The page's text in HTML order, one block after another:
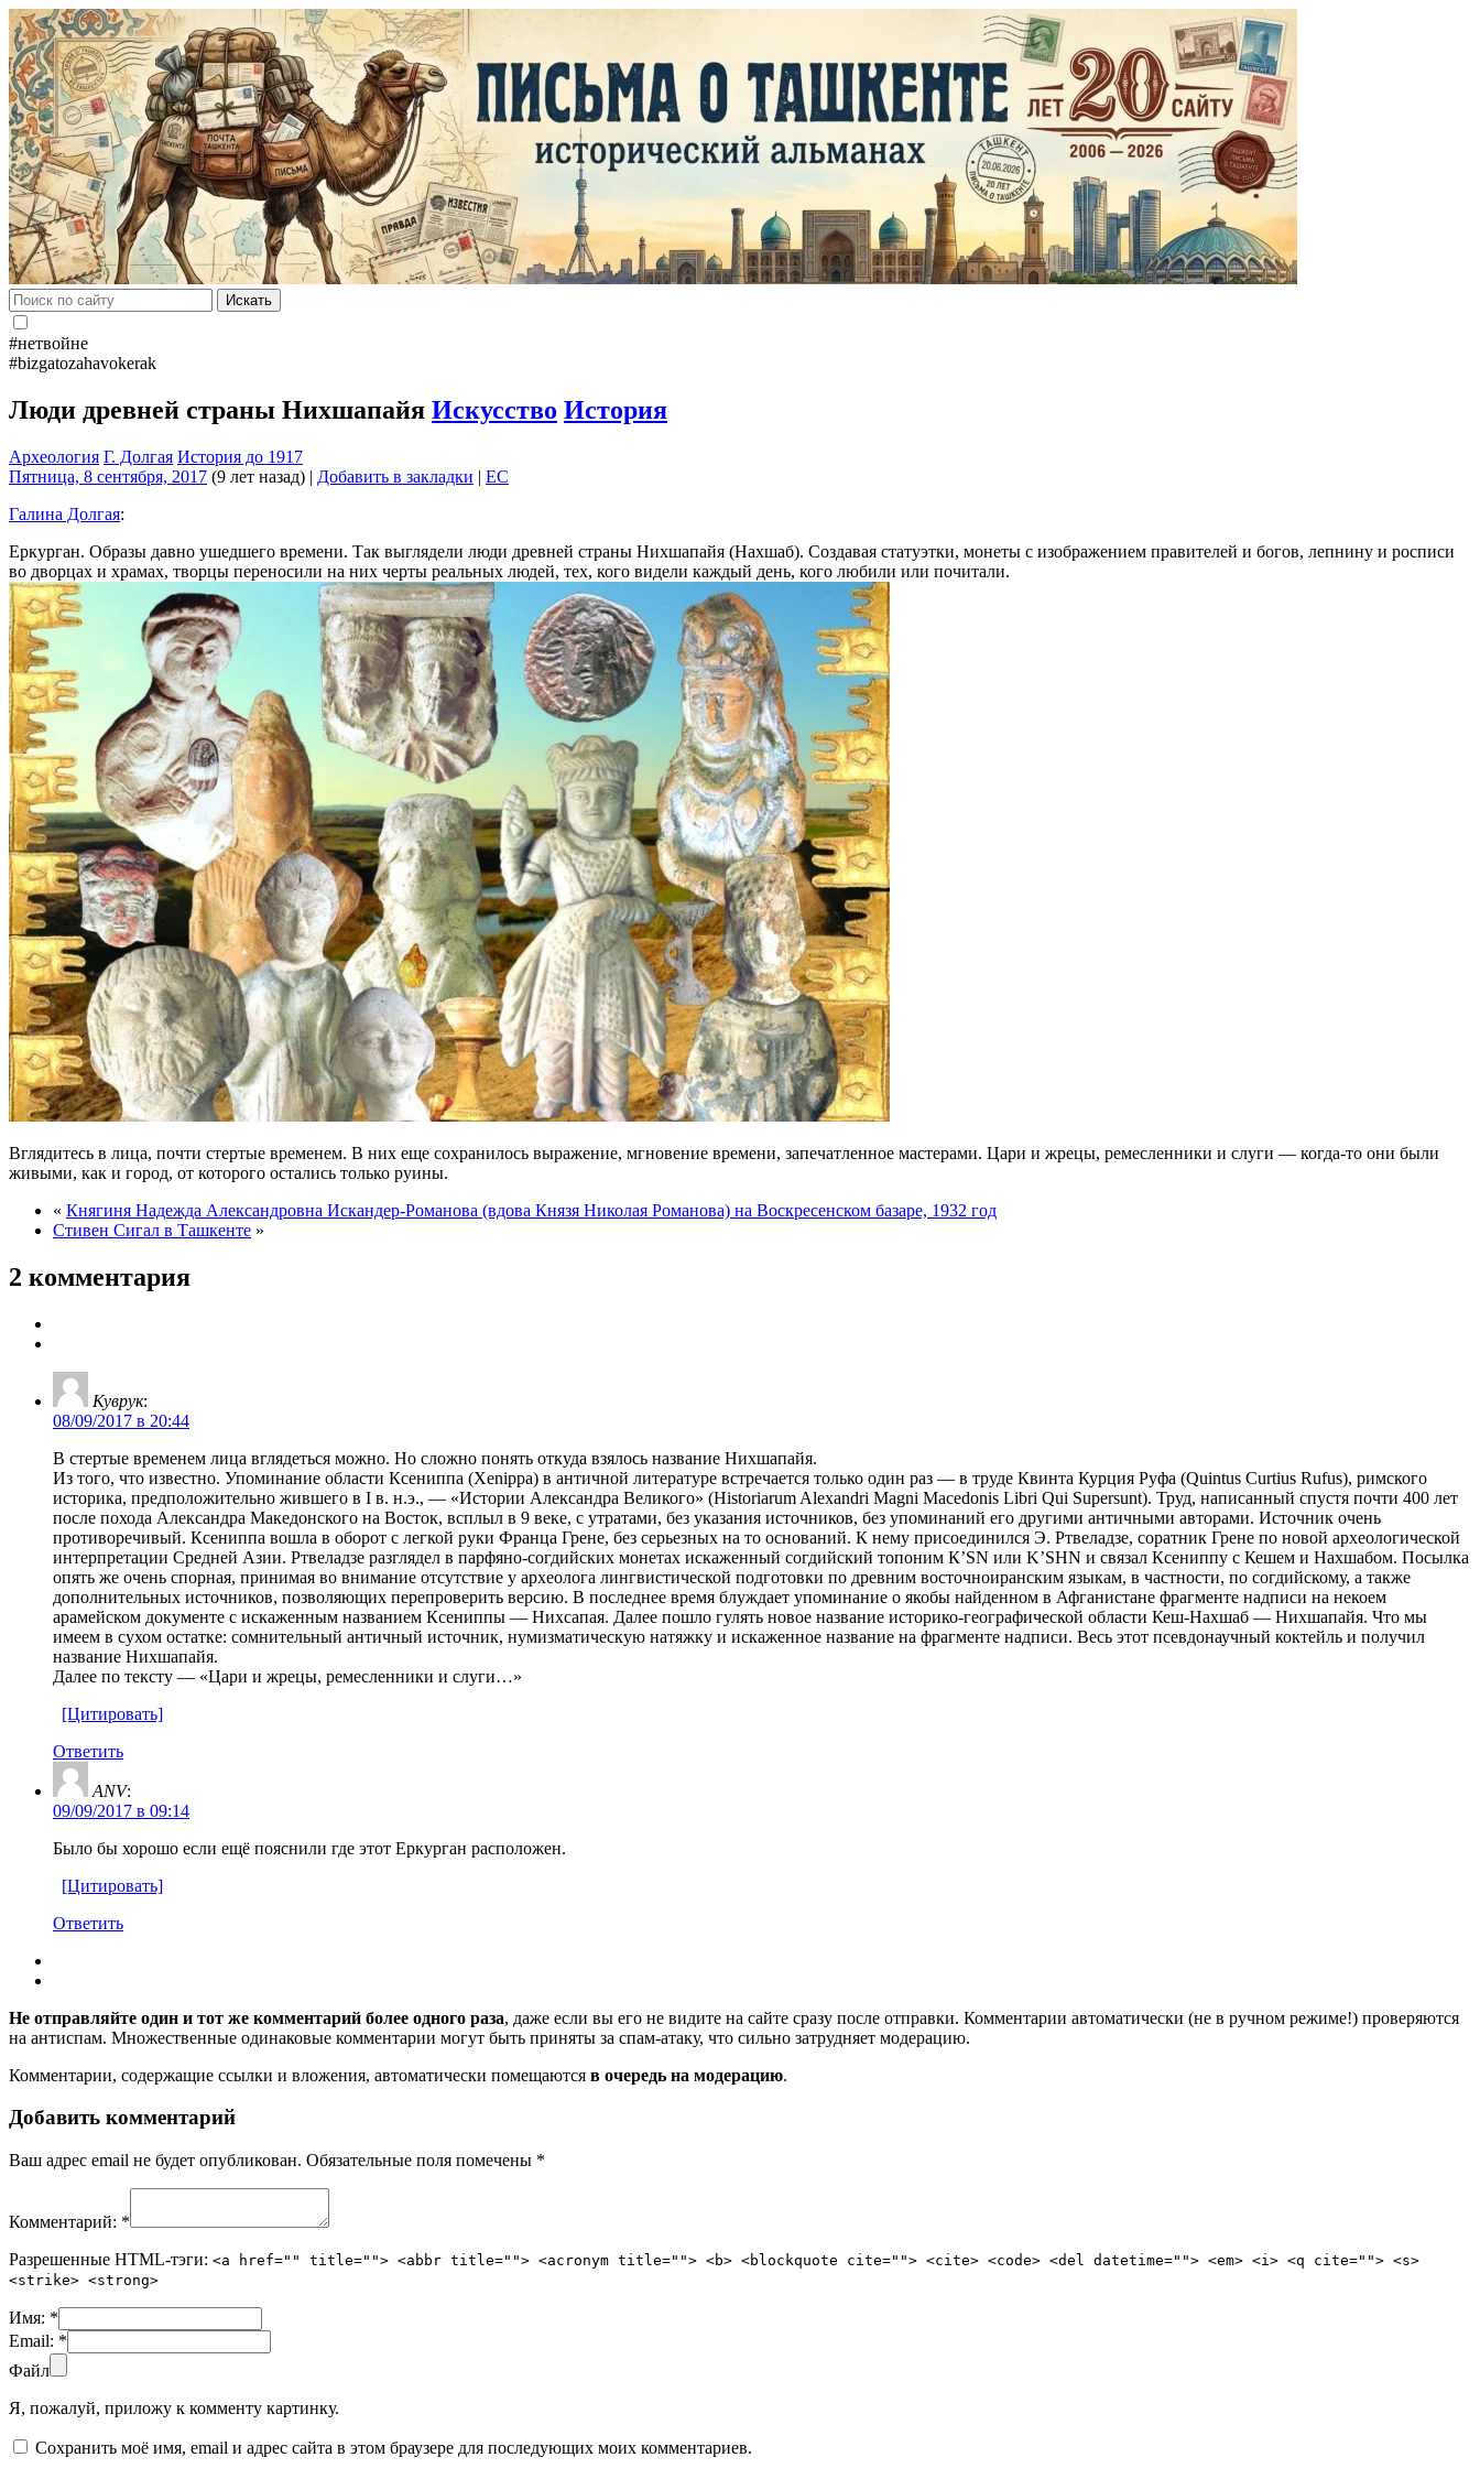
Искать
#нетвойне
#bizgatozahavokerak
Люди древней страны Нихшапайя Искусство История
Археология Г. Долгая История до 1917
Пятница, 8 сентября, 2017 (9 лет назад) | Добавить в закладки | EC
Галина Долгая:
Еркурган. Образы давно ушедшего времени. Так выглядели люди древней страны Нихшапайя (Нахшаб). Создавая статуэтки, монеты с изображением правителей и богов, лепнину и росписи
во дворцах и храмах, творцы переносили на них черты реальных людей, тех, кого видели каждый день, кого любили или почитали.
Вглядитесь в лица, почти стертые временем. В них еще сохранилось выражение, мгновение времени, запечатленное мастерами. Цари и жрецы, ремесленники и слуги — когда-то они были
живыми, как и город, от которого остались только руины.
« Княгиня Надежда Александровна Искандер-Романова (вдова Князя Николая Романова) на Воскресенском базаре, 1932 год
Стивен Сигал в Ташкенте »
2 комментария
Куврук:
08/09/2017 в 20:44
В стертые временем лица вглядеться можно. Но сложно понять откуда взялось название Нихшапайя.
Из того, что известно. Упоминание области Ксениппа (Xenippa) в античной литературе встречается только один раз — в труде Квинта Курция Руфа (Quintus Curtius Rufus), римского
историка, предположительно жившего в I в. н.э., — «Истории Александра Великого» (Historiarum Alexandri Magni Macedonis Libri Qui Supersunt). Труд, написанный спустя почти 400 лет
после похода Александра Македонского на Восток, всплыл в 9 веке, с утратами, без указания источников, без упоминаний его другими античными авторами. Источник очень
противоречивый. Ксениппа вошла в оборот с легкой руки Франца Грене, без серьезных на то оснований. К нему присоединился Э. Ртвеладзе, соратник Грене по новой археологической
интерпретации Средней Азии. Ртвеладзе разглядел в парфяно-согдийских монетах искаженный согдийский топоним К’SN или K’SHN и связал Ксениппу с Кешем и Нахшабом. Посылка
опять же очень спорная, принимая во внимание отсутствие у археолога лингвистической подготовки по древним восточноиранским языкам, в частности, по согдийскому, а также
дополнительных источников, позволяющих перепроверить версию. В последнее время блуждает упоминание о якобы найденном в Афганистане фрагменте надписи на некоем
арамейском документе с искаженным названием Ксениппы — Нихсапая. Далее пошло гулять новое название историко-географической области Кеш-Нахшаб — Нихшапайя. Что мы
имеем в сухом остатке: сомнительный античный источник, нумизматическую натяжку и искаженное название на фрагменте надписи. Весь этот псевдонаучный коктейль и получил
название Нихшапайя.
Далее по тексту — «Цари и жрецы, ремесленники и слуги…»
[Цитировать]
Ответить
ANV:
09/09/2017 в 09:14
Было бы хорошо если ещё пояснили где этот Еркурган расположен.
[Цитировать]
Ответить
Не отправляйте один и тот же комментарий более одного раза, даже если вы его не видите на сайте сразу после отправки. Комментарии автоматически (не в ручном режиме!) проверяются
на антиспам. Множественные одинаковые комментарии могут быть приняты за спам-атаку, что сильно затрудняет модерацию.
Комментарии, содержащие ссылки и вложения, автоматически помещаются в очередь на модерацию.
Добавить комментарий
Ваш адрес email не будет опубликован. Обязательные поля помечены *
Комментарий: *
Разрешенные HTML-тэги: <a href="" title=""> <abbr title=""> <acronym title=""> <b> <blockquote cite=""> <cite> <code> <del datetime=""> <em> <i> <q cite=""> <s>
<strike> <strong>
Имя: *
Email: *
Файл
Я, пожалуй, приложу к комменту картинку.
Сохранить моё имя, email и адрес сайта в этом браузере для последующих моих комментариев.